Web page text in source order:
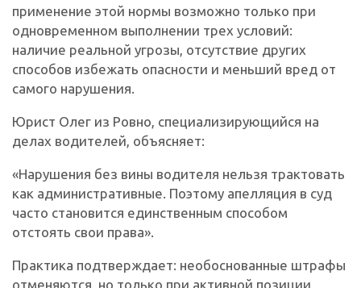
применение этой нормы возможно только при
одновременном выполнении трех условий:
наличие реальной угрозы, отсутствие других
способов избежать опасности и меньший вред от
самого нарушения.
Юрист Олег из Ровно, специализирующийся на
делах водителей, объясняет:
«Нарушения без вины водителя нельзя трактовать
как административные. Поэтому апелляция в суд
часто становится единственным способом
отстоять свои права».
Практика подтверждает: необоснованные штрафы
отменяются, но только при активной позиции